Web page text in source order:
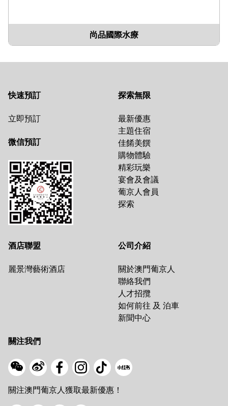
尚品國際水療
快速預訂
立即預訂
微信預訂
探索無限
最新優惠
主題住宿
佳餚美饌
購物體驗
精彩玩樂
宴會及會議
葡京人會員
探索
酒店聯盟
麗景灣藝術酒店
公司介紹
關於澳門葡京人
聯絡我們
人才招攬
如何前往 及 泊車
新聞中心
關注我們
關注澳門葡京人獲取最新優惠！